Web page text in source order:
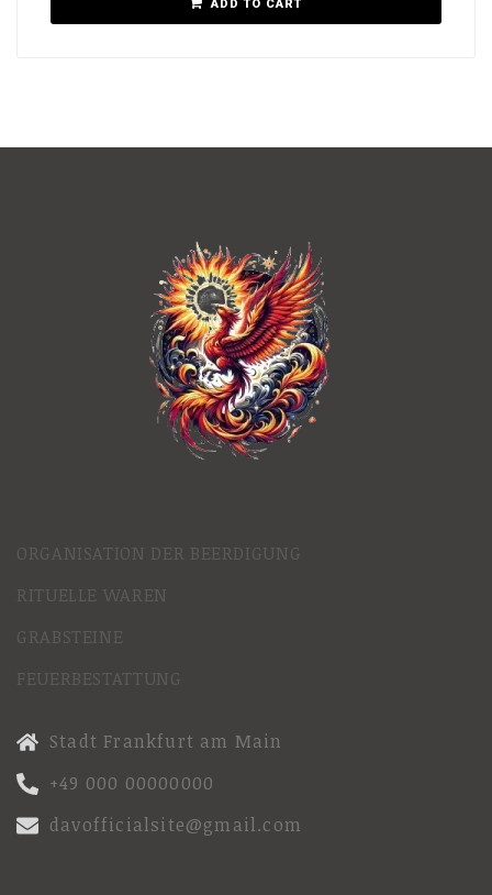
ADD TO CART
ORGANISATION DER BEERDIGUNG
RITUELLE WAREN
GRABSTEINE
FEUERBESTATTUNG
Stadt Frankfurt am Main
+49 000 00000000
davofficialsite@gmail.com